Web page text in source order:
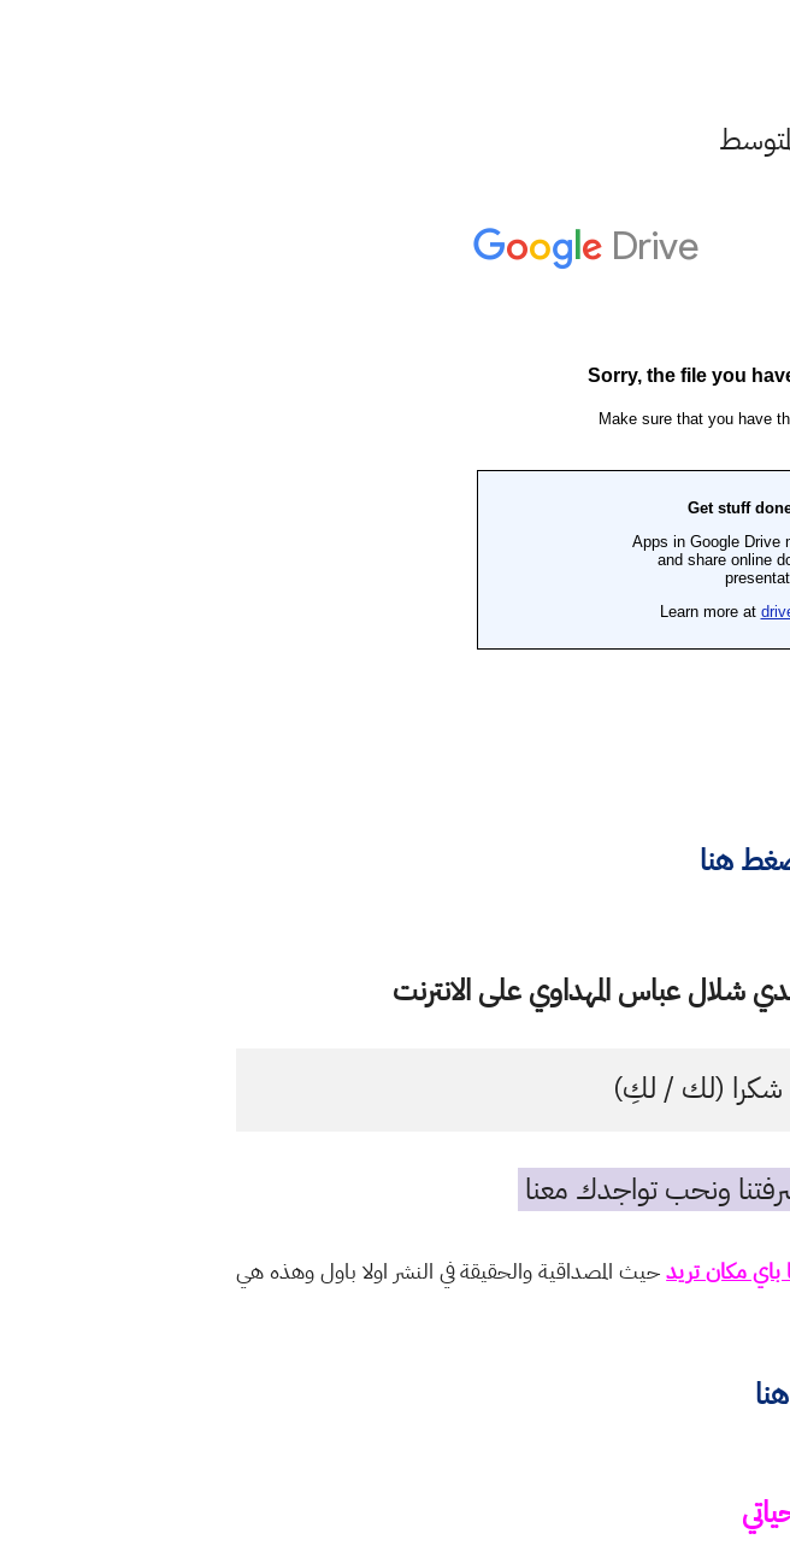
هنا
شلال عباس المهداوي على الانترنت
شكرا (لك / لكِ)
ونحب تواجدك معنا
باي مكان تريدحيث المصداقية والحقيقة في النشر اولا باول وهذه هي